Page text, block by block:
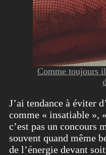
Comme toujours
J’ai tendance à éviter
comme « insatiable »,
c’est pas un concours
souvent quand même
de l’énergie devant